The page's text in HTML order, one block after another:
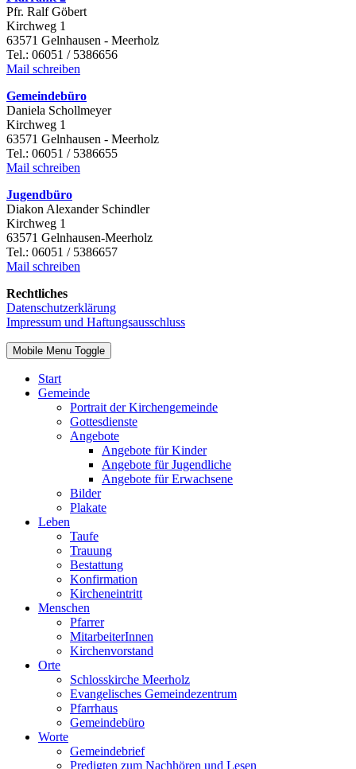
Pfr. Ralf Göbert
Kirchweg 1
63571 Gelnhausen - Meerholz
Tel.: 06051 / 5386656
Mail schreiben
Gemeindebüro
Daniela Schollmeyer
Kirchweg 1
63571 Gelnhausen - Meerholz
Tel.: 06051 / 5386655
Mail schreiben
Jugendbüro
Diakon Alexander Schindler
Kirchweg 1
63571 Gelnhausen-Meerholz
Tel.: 06051 / 5386657
Mail schreiben
Rechtliches
Datenschutzerklärung
Impressum und Haftungsausschluss
Mobile Menu Toggle
Start
Gemeinde
Portrait der Kirchengemeinde
Gottesdienste
Angebote
Angebote für Kinder
Angebote für Jugendliche
Angebote für Erwachsene
Bilder
Plakate
Leben
Taufe
Trauung
Bestattung
Konfirmation
Kircheneintritt
Menschen
Pfarrer
MitarbeiterInnen
Kirchenvorstand
Orte
Schlosskirche Meerholz
Evangelisches Gemeindezentrum
Pfarrhaus
Gemeindebüro
Worte
Gemeindebrief
Predigten zum Nachhören und Lesen